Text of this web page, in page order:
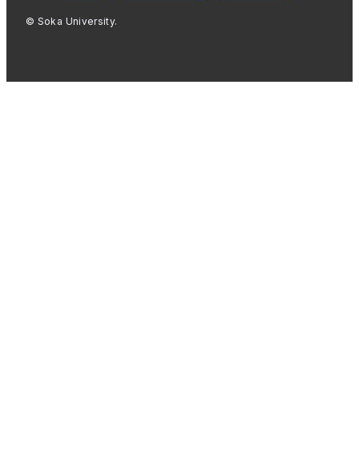
© Soka University.